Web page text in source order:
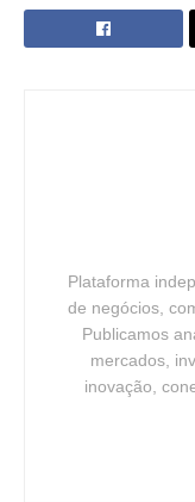
Plataforma
de negócios,
Publicamos
mercados,
inovação,